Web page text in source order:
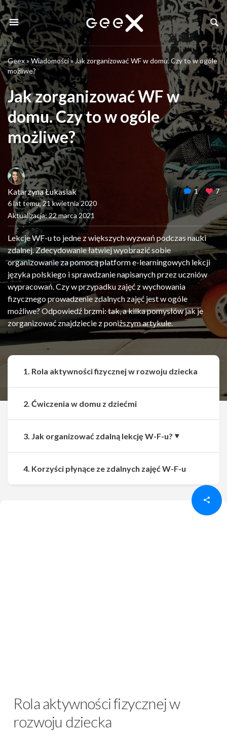
Geex» Wiadomości»Jak zorganizować WF w domu. Czy to w ogóle
możliwe?
Jak zorganizować WF w
domu. Czy to w ogóle
możliwe?
Katarzyna Łukasiak
6 lat temu, 21 kwietnia 2020
Aktualizacja: 22 marca 2021
1 7
Lekcje WF-u to jedne z większych wyzwań podczas nauki
zdalnej. Zdecydowanie łatwiej wyobrazić sobie
organizowanie za pomocą platform e-learningowych lekcji
języka polskiego i sprawdzanie napisanych przez uczniów
wypracowań. Czy w przypadku zajęć z wychowania
fizycznego prowadzenie zdalnych zajęć jest w ogóle
możliwe? Odpowiedź brzmi: tak, a kilka pomysłów jak je
zorganizować znajdziecie z poniższym artykule.
Udostępnij Udostępnij
Rola aktywności fizycznej w
rozwoju dziecka
1. Rola aktywności fizycznej w rozwoju dziecka
2. Ćwiczenia w domu z dziećmi
3. Jak organizować zdalną lekcję W-F-u?
4. Korzyści płynące ze zdalnych zajęć W-F-u